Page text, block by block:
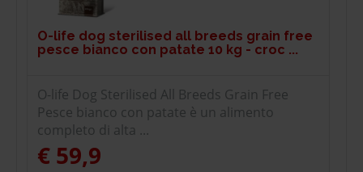
O-life dog sterilised all breeds grain free
pesce bianco con patate 10 kg - croc ...
O-life Dog Sterilised All Breeds Grain Free
Pesce bianco con patate è un alimento
completo di alta ...
€ 59,9